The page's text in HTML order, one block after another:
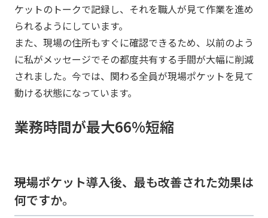
ケットのトークで記録し、それを職人が見て作業を進め
られるようにしています。
また、現場の住所もすぐに確認できるため、以前のよう
に私がメッセージでその都度共有する手間が大幅に削減
されました。今では、関わる全員が現場ポケットを見て
動ける状態になっています。
業務時間が最大66%短縮
――現場ポケット導入後、最も改善された効果は
何ですか。